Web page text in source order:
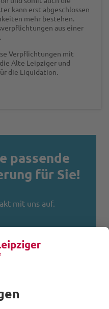
kann erst abgeschlossen
mehr bestehen.
aus einer
Verpflichtungen mit
Alte Leipziger und
die Liquidation.
passende
für Sie!
mit uns auf.